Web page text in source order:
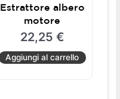
Estrattore albero
motore
22,25 €
Aggiungi al carrello